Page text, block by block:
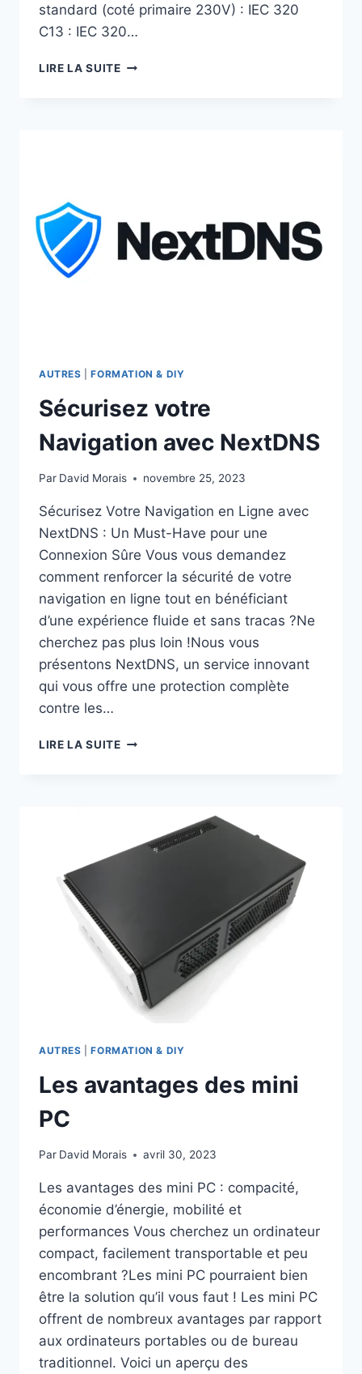
standard (coté primaire 230V) : IEC 320
C13 : IEC 320…
LIRE LA SUITEGUIDE
AUTRES |FORMATION & DIY
Sécurisez votre
Navigation avec NextDNS
Par David Morais novembre 25, 2023
Sécurisez Votre Navigation en Ligne avec
NextDNS : Un Must-Have pour une
Connexion Sûre Vous vous demandez
comment renforcer la sécurité de votre
navigation en ligne tout en bénéficiant
d’une expérience fluide et sans tracas ?Ne
cherchez pas plus loin !Nous vous
présentons NextDNS, un service innovant
qui vous offre une protection complète
contre les…
LIRE LA SUITESÉCURISEZ
AUTRES |FORMATION & DIY
Les avantages des mini
PC
Par David Morais avril 30, 2023
Les avantages des mini PC : compacité,
économie d’énergie, mobilité et
performances Vous cherchez un ordinateur
compact, facilement transportable et peu
encombrant ?Les mini PC pourraient bien
être la solution qu’il vous faut ! Les mini PC
offrent de nombreux avantages par rapport
aux ordinateurs portables ou de bureau
traditionnel. Voici un aperçu des